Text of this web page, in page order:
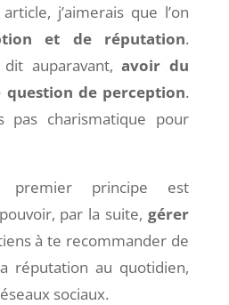
j’aimerais que l’on
et de réputation.
dit auparavant,avoir du
question de perception.
pas charismatique pour
premier principe est
par la suite,gérer
à te recommander de
réputation au quotidien,
sociaux.